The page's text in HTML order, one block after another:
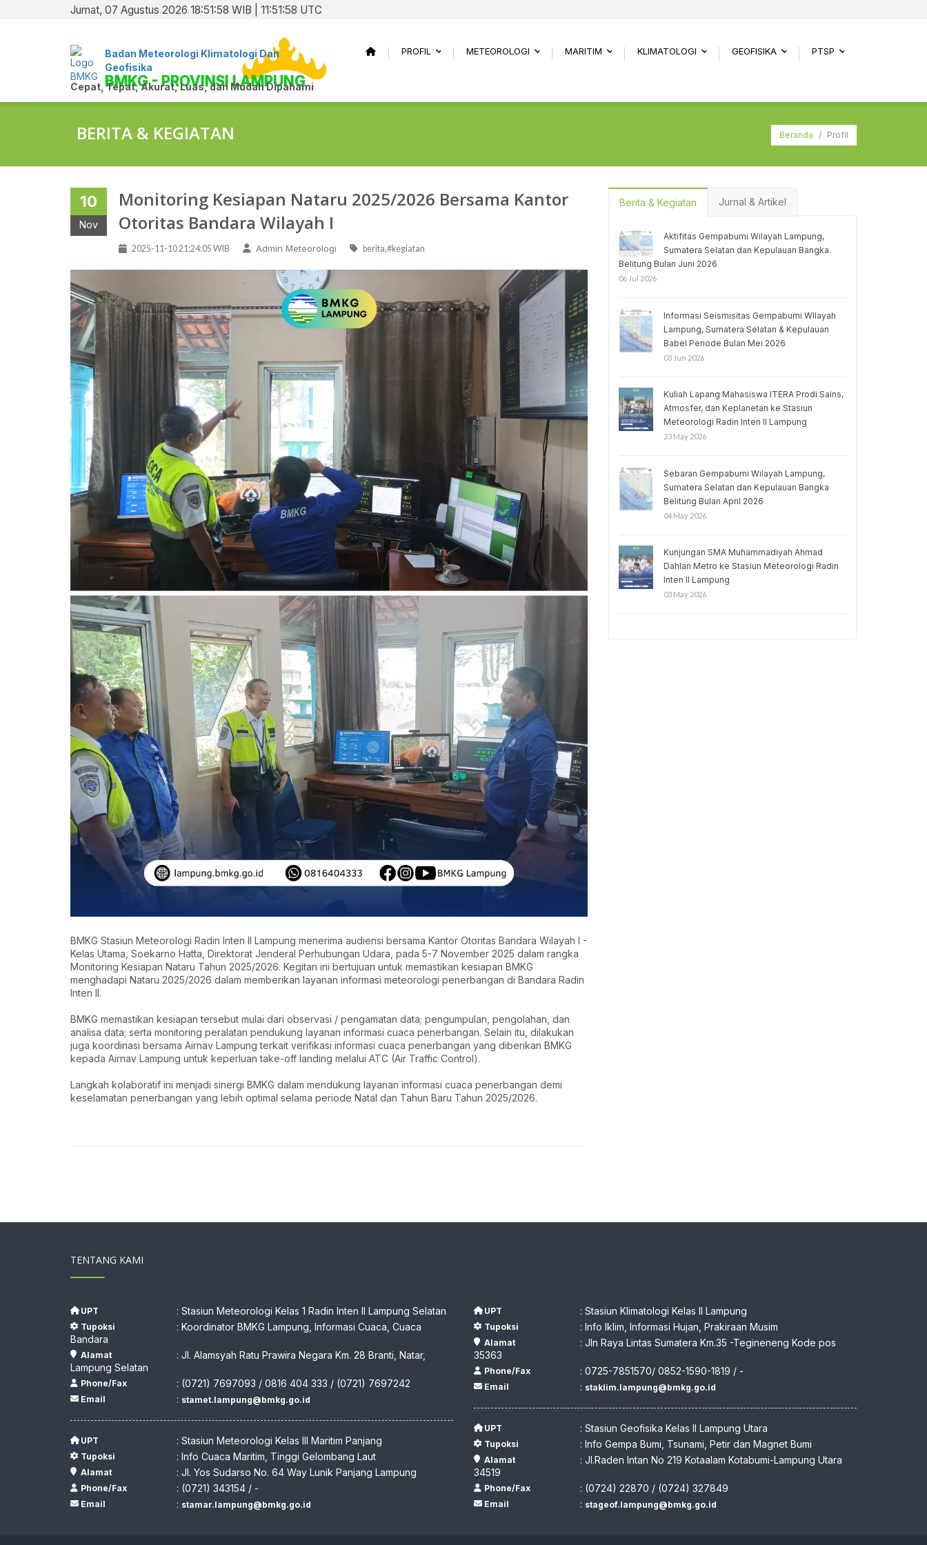
Jumat, 07 Agustus 2026 18:51:58 WIB | 11:51:58 UTC
Badan Meteorologi Klimatologi Dan
Geofisika
BMKG - PROVINSI LAMPUNG
PROFIL METEOROLOGI MARITIM KLIMATOLOGI GEOFISIKA PTSP
Cepat, Tepat, Akurat, Luas, dan Mudah Dipahami
BERITA & KEGIATAN Beranda / Profil
10
Nov
Monitoring Kesiapan Nataru 2025/2026 Bersama Kantor
Otoritas Bandara Wilayah I
2025-11-10 21:24:05 WIB Admin Meteorologi berita,#kegiatan
BMKG Stasiun Meteorologi Radin Inten II Lampung menerima audiensi bersama Kantor Otoritas Bandara Wilayah I -
Kelas Utama, Soekarno Hatta, Direktorat Jenderal Perhubungan Udara, pada 5-7 November 2025 dalam rangka
Monitoring Kesiapan Nataru Tahun 2025/2026. Kegitan ini bertujuan untuk memastikan kesiapan BMKG
menghadapi Nataru 2025/2026 dalam memberikan layanan informasi meteorologi penerbangan di Bandara Radin
Inten II.
BMKG memastikan kesiapan tersebut mulai dari observasi / pengamatan data; pengumpulan, pengolahan, dan
analisa data; serta monitoring peralatan pendukung layanan informasi cuaca penerbangan. Selain itu, dilakukan
juga koordinasi bersama Airnav Lampung terkait verifikasi informasi cuaca penerbangan yang diberikan BMKG
kepada Airnav Lampung untuk keperluan take-off landing melalui ATC (Air Traffic Control).
Langkah kolaboratif ini menjadi sinergi BMKG dalam mendukung layanan informasi cuaca penerbangan demi
keselamatan penerbangan yang lebih optimal selama periode Natal dan Tahun Baru Tahun 2025/2026.
Berita & Kegiatan Jurnal & Artikel
Aktifitas Gempabumi Wilayah Lampung,
Sumatera Selatan dan Kepulauan Bangka
Belitung Bulan Juni 2026
06 Jul 2026
Informasi Seismisitas Gempabumi WIlayah
Lampung, Sumatera Selatan & Kepulauan
Babel Periode Bulan Mei 2026
03 Jun 2026
Kuliah Lapang Mahasiswa ITERA Prodi Sains,
Atmosfer, dan Keplanetan ke Stasiun
Meteorologi Radin Inten II Lampung
23 May 2026
Sebaran Gempabumi Wilayah Lampung,
Sumatera Selatan dan Kepulauan Bangka
Belitung Bulan April 2026
04 May 2026
Kunjungan SMA Muhammadiyah Ahmad
Dahlan Metro ke Stasiun Meteorologi Radin
Inten II Lampung
03 May 2026
TENTANG KAMI
UPT : Stasiun Meteorologi Kelas 1 Radin Inten II Lampung Selatan
Tupoksi
: Koordinator BMKG Lampung, Informasi Cuaca, Cuaca
Bandara
Alamat
: Jl. Alamsyah Ratu Prawira Negara Km. 28 Branti, Natar,
Lampung Selatan
Phone/Fax : (0721) 7697093 / 0816 404 333 / (0721) 7697242
Email : stamet.lampung@bmkg.go.id
UPT : Stasiun Meteorologi Kelas III Maritim Panjang
Tupoksi : Info Cuaca Maritim, Tinggi Gelombang Laut
Alamat : Jl. Yos Sudarso No. 64 Way Lunik Panjang Lampung
Phone/Fax : (0721) 343154 / -
Email : stamar.lampung@bmkg.go.id
UPT : Stasiun Klimatologi Kelas II Lampung
Tupoksi : Info Iklim, Informasi Hujan, Prakiraan Musim
Alamat
: Jln Raya Lintas Sumatera Km.35 -Tegineneng Kode pos
35363
Phone/Fax : 0725-7851570/ 0852-1590-1819 / -
Email : staklim.lampung@bmkg.go.id
UPT : Stasiun Geofisika Kelas II Lampung Utara
Tupoksi : Info Gempa Bumi, Tsunami, Petir dan Magnet Bumi
Alamat
: Jl.Raden Intan No 219 Kotaalam Kotabumi-Lampung Utara
34519
Phone/Fax : (0724) 22870 / (0724) 327849
Email : stageof.lampung@bmkg.go.id